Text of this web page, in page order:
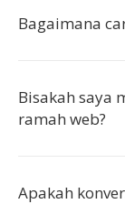
Bagaimana
Bisakah saya
ramah web?
Apakah